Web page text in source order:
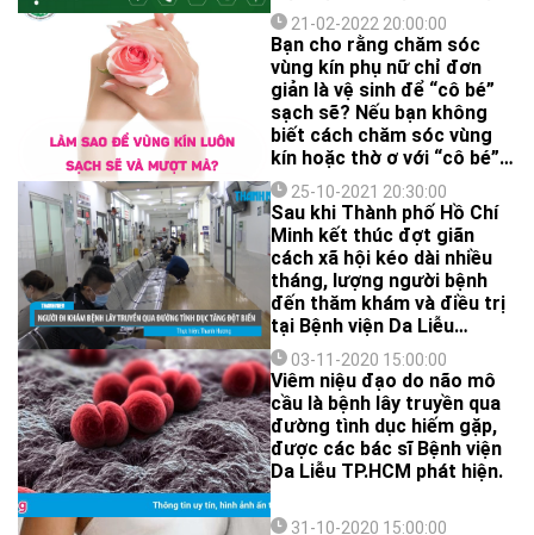
bệnh lây qua đường tình
dục sẽ ra sao?
21-02-2022 20:00:00
Bạn cho rằng chăm sóc
vùng kín phụ nữ chỉ đơn
giản là vệ sinh để “cô bé”
sạch sẽ? Nếu bạn không
biết cách chăm sóc vùng
kín hoặc thờ ơ với “cô bé”,
bạn sẽ có nhiều nguy cơ
mắc các bệnh phụ khoa
như mùi hôi, viêm nhiễm,
nấm, ngứa… Các bệnh lý
phụ khoa dù nặng hay nhẹ
đều sẽ ảnh hưởng đến sức
khỏe và đời sống tinh thần
của phụ nữ, thậm chí gây
tác động tiêu cực đến
chức năng sinh sản.
25-10-2021 20:30:00
Sau khi Thành phố Hồ Chí
Minh kết thúc đợt giãn
cách xã hội kéo dài nhiều
tháng, lượng người bệnh
đến thăm khám và điều trị
tại Bệnh viện Da Liễu
TP.HCM cũng gia tăng
đáng kể, đặc biệt là những
bệnh nhân đến khám về các
bệnh lây truyền qua đường
tình dục khi có nhiều
trường hợp gặp biến chứng
nguy hiểm do thời gian dài
03-11-2020 15:00:00
Viêm niệu đạo do não mô
cầu là bệnh lây truyền qua
đường tình dục hiếm gặp,
được các bác sĩ Bệnh viện
Da Liễu TP.HCM phát hiện.
31-10-2020 15:00:00